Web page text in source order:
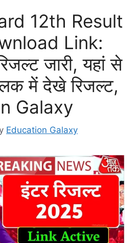
12th Result
Link:
जारी, यहां से
में देखे रिजल्ट,
Galaxy
Education Galaxy